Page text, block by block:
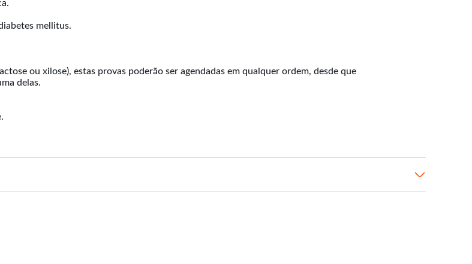
mellitus.
ou xilose), estas provas poderão ser agendadas em qualquer ordem, desde que
delas.